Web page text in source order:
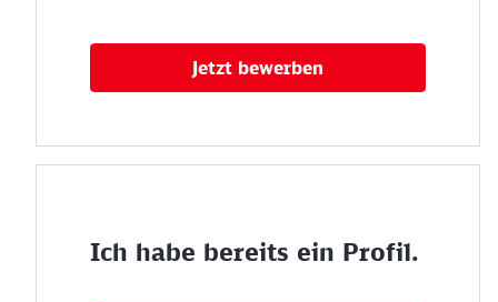
Jetzt bewerben
Ich habe bereits ein Profil.